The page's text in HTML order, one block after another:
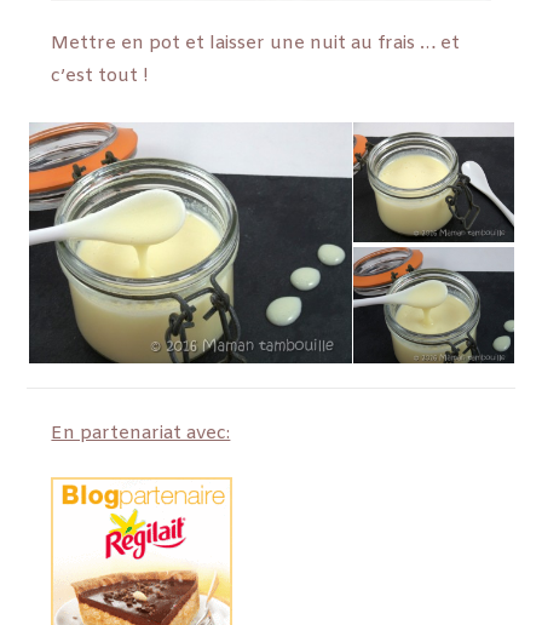
Mettre en pot et laisser une nuit au frais … et
c’est tout !
En partenariat avec: